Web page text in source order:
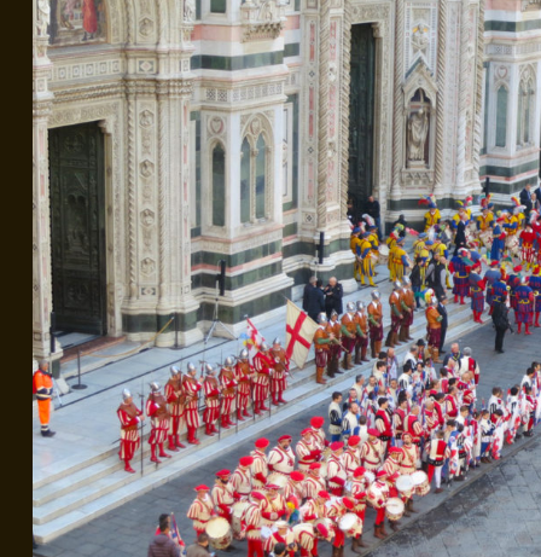
Certifico che ho l’età legale per bere
vino nel mio Paese di residenza
Si
No